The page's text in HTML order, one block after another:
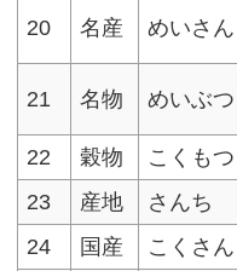
20 名産 めいさん
21 名物 めいぶつ
22
穀物 こくもつ
23
産地 さんち
24
国産 こくさん